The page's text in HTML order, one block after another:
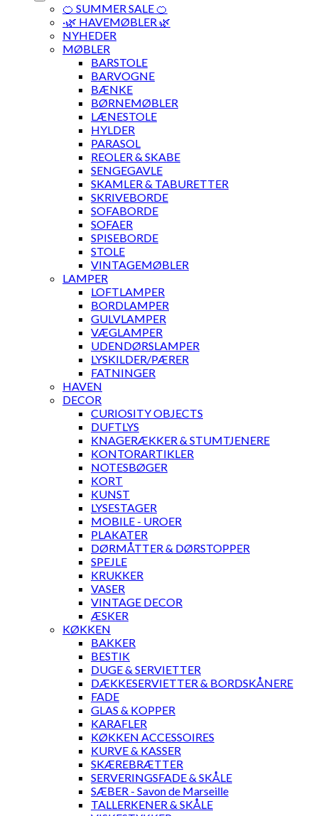
🍊 SUMMER SALE 🍊
·🌿 HAVEMØBLER 🌿
NYHEDER
MØBLER
BARSTOLE
BARVOGNE
BÆNKE
BØRNEMØBLER
LÆNESTOLE
HYLDER
PARASOL
REOLER & SKABE
SENGEGAVLE
SKAMLER & TABURETTER
SKRIVEBORDE
SOFABORDE
SOFAER
SPISEBORDE
STOLE
VINTAGEMØBLER
LAMPER
LOFTLAMPER
BORDLAMPER
GULVLAMPER
VÆGLAMPER
UDENDØRSLAMPER
LYSKILDER/PÆRER
FATNINGER
HAVEN
DECOR
CURIOSITY OBJECTS
DUFTLYS
KNAGERÆKKER & STUMTJENERE
KONTORARTIKLER
NOTESBØGER
KORT
KUNST
LYSESTAGER
MOBILE - UROER
PLAKATER
DØRMÅTTER & DØRSTOPPER
SPEJLE
KRUKKER
VASER
VINTAGE DECOR
ÆSKER
KØKKEN
BAKKER
BESTIK
DUGE & SERVIETTER
DÆKKESERVIETTER & BORDSKÅNERE
FADE
GLAS & KOPPER
KARAFLER
KØKKEN ACCESSOIRES
KURVE & KASSER
SKÆREBRÆTTER
SERVERINGSFADE & SKÅLE
SÆBER - Savon de Marseille
TALLERKENER & SKÅLE